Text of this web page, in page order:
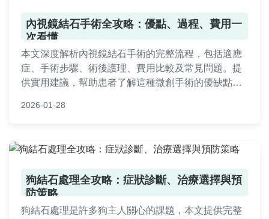
內視鏡結石手術全攻略：優點、過程、費用一
次看懂
本文深度解析內視鏡結石手術的完整流程，包括適應
症、手術步驟、術後護理、費用比較及常見問題。提
供實用建議，幫助患者了解這種微創手術的優缺點，
保資訊準確可靠。
2026-01-28
狗結石處理全攻略：症狀診斷、治療選擇與預
防策略
狗結石處理是許多狗主人關心的課題，本文提供完整